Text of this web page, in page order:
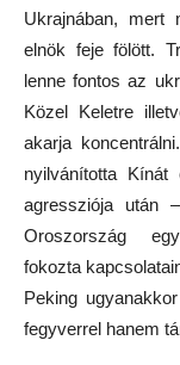
Ukrajnában, mert
elnök feje fölött.
lenne fontos az
Közel Keletre
akarja
nyilvánította
agressziója után
Oroszország
fokozta
Peking
fegyverrel hanem